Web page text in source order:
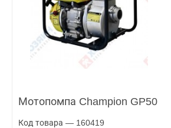
Мотопомпа Champion GP50
Код товара — 160419